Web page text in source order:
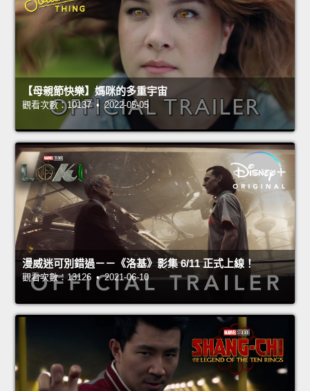
【母親節快樂】媽咪的多重宇宙
觀看次數：10137 • 2022-05-05
漫威迷可別錯過－－《洛基》影集 6/11 正式上線！
觀看次數：13126 • 2021-06-10